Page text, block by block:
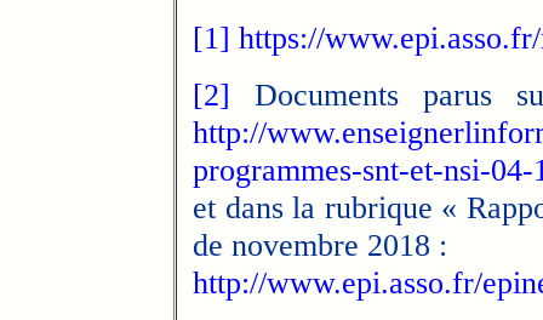
[1] https://
[2] Documents parus
http://
programmes-snt-et-nsi-04-
et dans la rubrique «
de novembre 2018 :
http://www.epi.asso.fr/